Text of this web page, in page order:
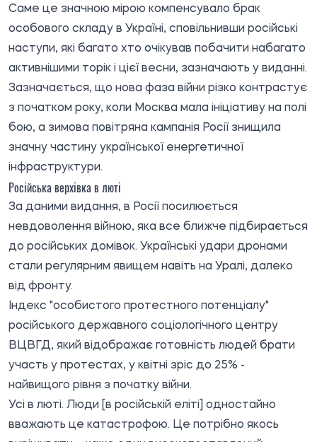
Саме це значною мірою компенсувало брак
особового складу в Україні, сповільнивши російські
наступи, які багато хто очікував побачити набагато
активнішими торік і цієї весни, зазначають у виданні.
Зазначається, що нова фаза війни різко контрастує
з початком року, коли Москва мала ініціативу на полі
бою, а зимова повітряна кампанія Росії знищила
значну частину української енергетичної
інфраструктури.
Російська верхівка в люті
За даними видання, в Росії посилюється
невдоволення війною, яка все ближче підбирається
до російських домівок. Українські удари дронами
стали регулярним явищем навіть на Уралі, далеко
від фронту.
Індекс "особистого протестного потенціалу"
російського державного соціологічного центру
ВЦВГД, який відображає готовність людей брати
участь у протестах, у квітні зріс до 25% -
найвищого рівня з початку війни.
Усі в люті. Люди [в російській еліті] одностайно
вважають це катастрофою. Це потрібно якось